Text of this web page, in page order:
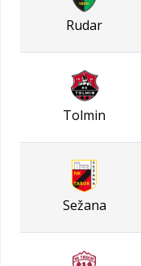
Rudar
Tolmin
Sežana